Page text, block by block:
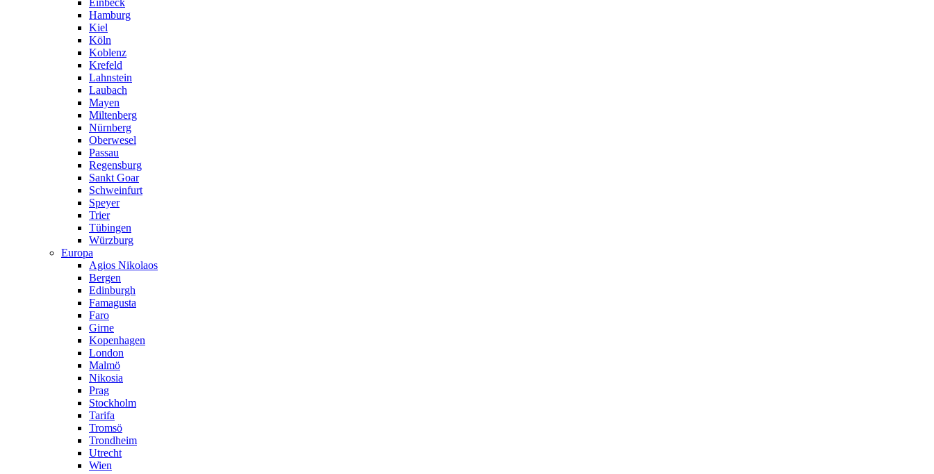
Einbeck
Hamburg
Kiel
Köln
Koblenz
Krefeld
Lahnstein
Laubach
Mayen
Miltenberg
Nürnberg
Oberwesel
Passau
Regensburg
Sankt Goar
Schweinfurt
Speyer
Trier
Tübingen
Würzburg
Europa
Agios Nikolaos
Bergen
Edinburgh
Famagusta
Faro
Girne
Kopenhagen
London
Malmö
Nikosia
Prag
Stockholm
Tarifa
Tromsö
Trondheim
Utrecht
Wien